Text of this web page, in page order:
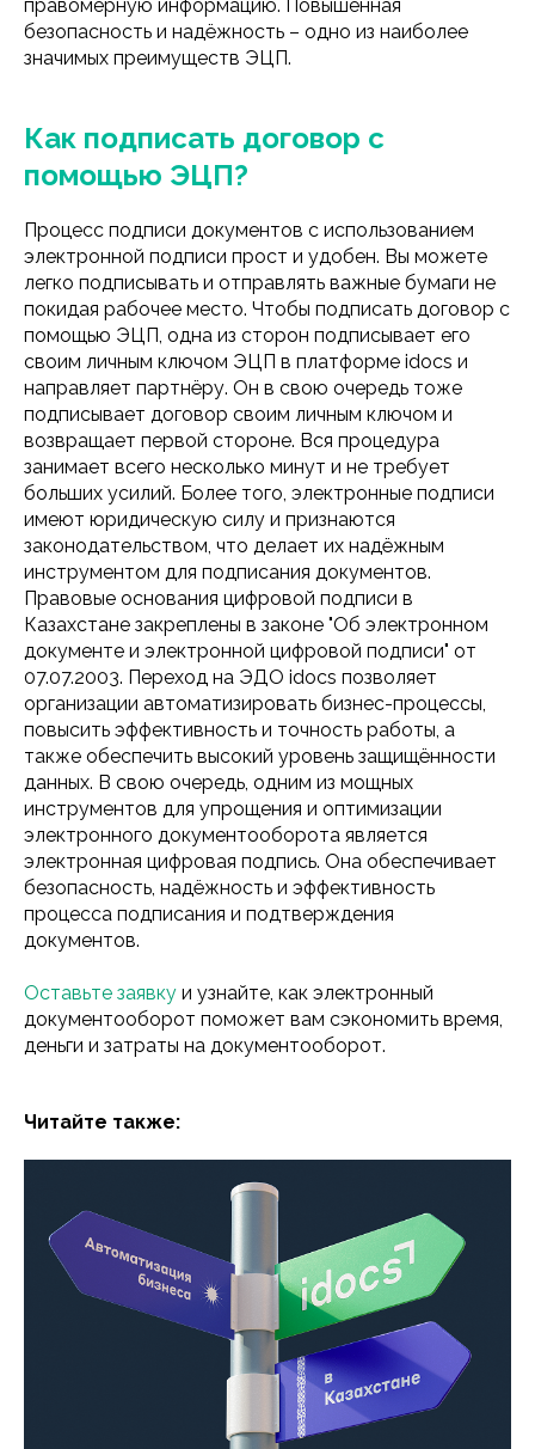
правомерную информацию. Повышенная
безопасность и надёжность – одно из наиболее
значимых преимуществ ЭЦП.
Как подписать договор с
помощью ЭЦП?
Процесс подписи документов с использованием
электронной подписи прост и удобен. Вы можете
легко подписывать и отправлять важные бумаги не
покидая рабочее место. Чтобы подписать договор с
помощью ЭЦП, одна из сторон подписывает его
своим личным ключом ЭЦП в платформе idocs и
направляет партнёру. Он в свою очередь тоже
подписывает договор своим личным ключом и
возвращает первой стороне. Вся процедура
занимает всего несколько минут и не требует
больших усилий. Более того, электронные подписи
имеют юридическую силу и признаются
законодательством, что делает их надёжным
инструментом для подписания документов.
Правовые основания цифровой подписи в
Казахстане закреплены в законе "Об электронном
документе и электронной цифровой подписи" от
07.07.2003. Переход на ЭДО idocs позволяет
организации автоматизировать бизнес-процессы,
повысить эффективность и точность работы, а
также обеспечить высокий уровень защищённости
данных. В свою очередь, одним из мощных
инструментов для упрощения и оптимизации
электронного документооборота является
электронная цифровая подпись. Она обеспечивает
безопасность, надёжность и эффективность
процесса подписания и подтверждения
документов.
Оставьте заявку и узнайте, как электронный
документооборот поможет вам сэкономить время,
деньги и затраты на документооборот.
Читайте также: